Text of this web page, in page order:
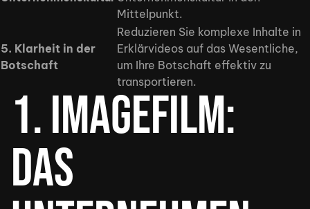
Mittelpunkt.
5. Klarheit in der
Botschaft
Reduzieren Sie komplexe Inhalte in
Erklärvideos auf das Wesentliche,
um Ihre Botschaft effektiv zu
transportieren.
1. Imagefilm:
Das